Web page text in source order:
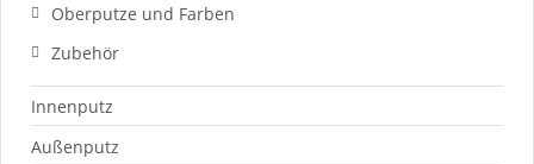
Oberputze und Farben
Zubehör
Innenputz
Außenputz